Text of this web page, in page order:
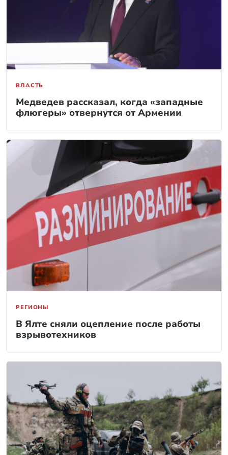
ВЛАСТЬ
Медведев рассказал, когда «западные
флюгеры» отвернутся от Армении
РЕГИОНЫ
В Ялте сняли оцепление после работы
взрывотехников